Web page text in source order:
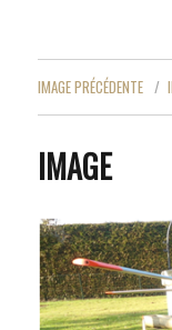
IMAGE PRÉCÉDENTE
IMAGE